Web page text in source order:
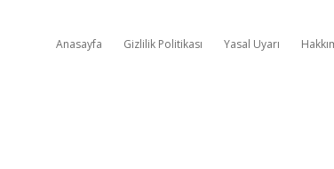
Anasayfa Gizlilik Politikası Yasal Uyarı